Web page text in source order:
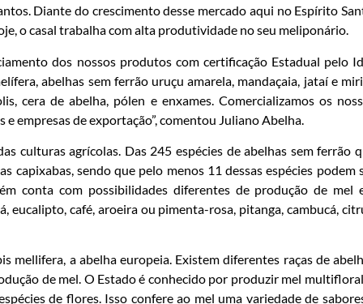
Diante do crescimento desse mercado aqui no Espírito
o casal trabalha com alta produtividade no seu meliponário.
dos nossos produtos com certificação Estadual pelo
abelhas sem ferrão uruçu amarela, mandaçaia, jataí e
cera de abelha, pólen e enxames. Comercializamos os
empresas de exportação”, comentou Juliano Abelha.
culturas agrícolas. Das 245 espécies de abelhas sem ferrão
capixabas, sendo que pelo menos 11 dessas espécies podem
conta com possibilidades diferentes de produção de mel
eucalipto, café, aroeira ou pimenta-rosa, pitanga, cambucá,
mellifera, a abelha europeia. Existem diferentes raças de
de mel. O Estado é conhecido por produzir mel
de flores. Isso confere ao mel uma variedade de